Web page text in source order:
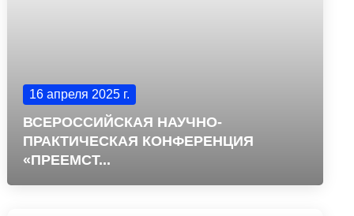
16 апреля 2025 г.
ВСЕРОССИЙСКАЯ НАУЧНО-
ПРАКТИЧЕСКАЯ КОНФЕРЕНЦИЯ
«ПРЕЕМСТ...